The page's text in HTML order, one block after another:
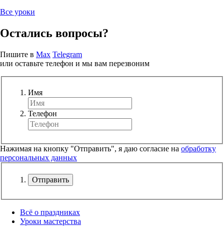
Все уроки
Остались вопросы?
Пишите в Max Telegram
или оставьте телефон и мы вам перезвоним
Имя
Телефон
Нажимая на кнопку "Отправить", я даю согласие на обработку
персональных данных
Отправить
Всё о праздниках
Уроки мастерства